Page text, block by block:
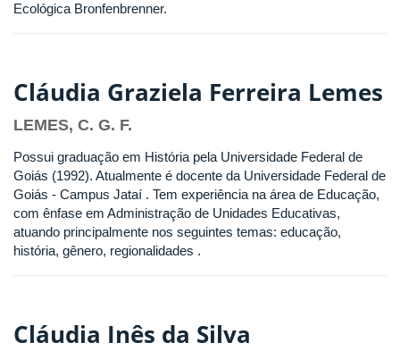
Ecológica Bronfenbrenner.
Cláudia Graziela Ferreira Lemes
LEMES, C. G. F.
Possui graduação em História pela Universidade Federal de
Goiás (1992). Atualmente é docente da Universidade Federal de
Goiás - Campus Jataí . Tem experiência na área de Educação,
com ênfase em Administração de Unidades Educativas,
atuando principalmente nos seguintes temas: educação,
história, gênero, regionalidades .
Cláudia Inês da Silva